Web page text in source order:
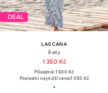
DEAL
LASCANA
Šaty
1 350 Kč
Původně: 1 500 Kč
Poslední nejnižší cena:1 050 Kč